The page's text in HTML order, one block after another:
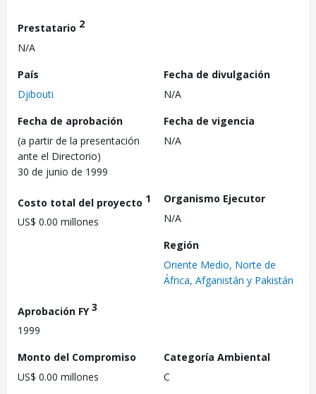
Prestatario 2
N/A
País
Djibouti
Fecha de divulgación
N/A
Fecha de aprobación
(a partir de la presentación
ante el Directorio)
30 de junio de 1999
Fecha de vigencia
N/A
Costo total del proyecto 1
US$ 0.00 millones
Organismo Ejecutor
N/A
Región
Oriente Medio, Norte de
África, Afganistán y Pakistán
Aprobación FY3
1999
Monto del Compromiso
US$ 0.00 millones
Categoría Ambiental
C